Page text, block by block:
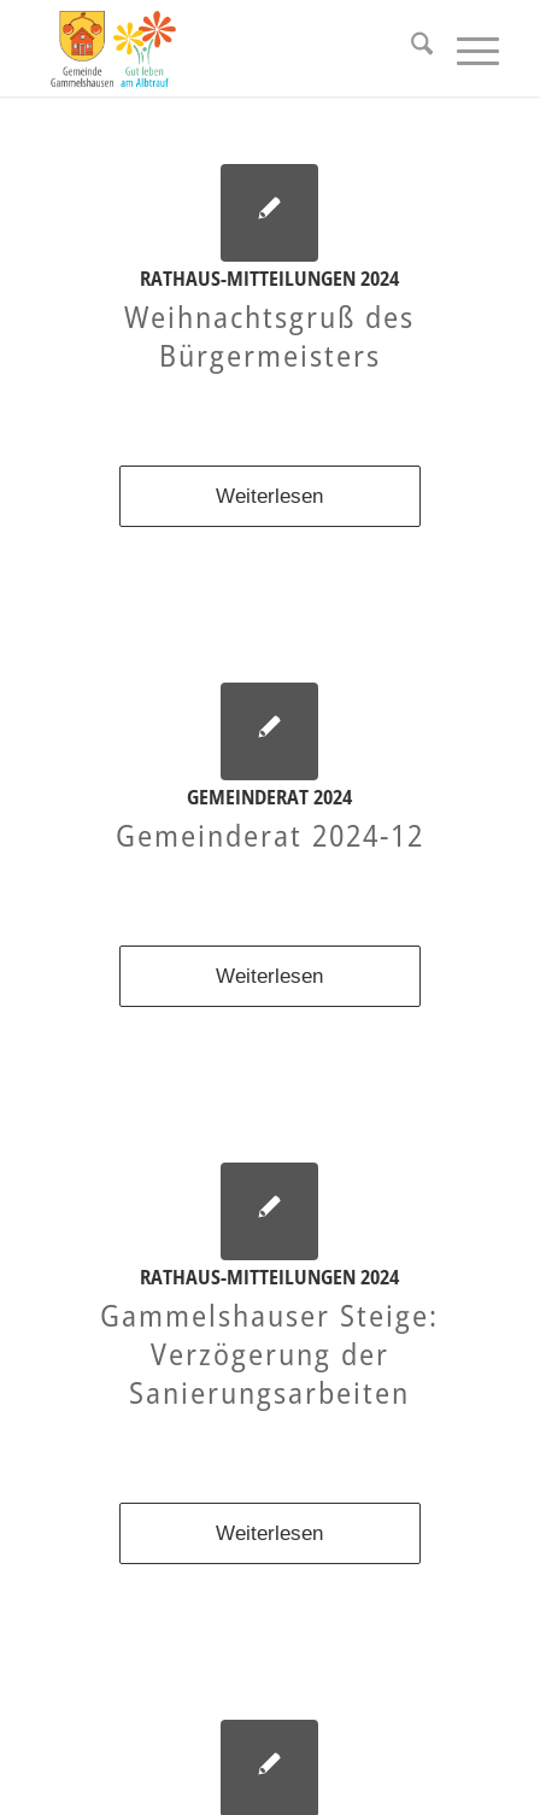
RATHAUS-MITTEILUNGEN 2024
Weihnachtsgruß des
Bürgermeisters
Weiterlesen
GEMEINDERAT 2024
Gemeinderat 2024-12
Weiterlesen
RATHAUS-MITTEILUNGEN 2024
Gammelshauser Steige:
Verzögerung der
Sanierungsarbeiten
Weiterlesen